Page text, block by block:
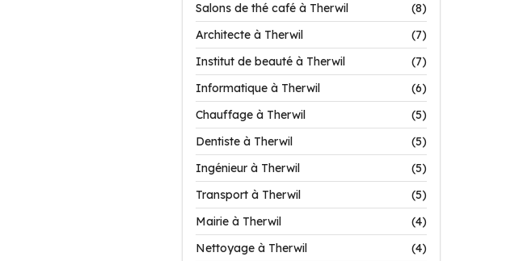
Salons de thé café à Therwil
(8)
Architecte à Therwil
(7)
Institut de beauté à Therwil
(7)
Informatique à Therwil
(6)
Chauffage à Therwil
(5)
Dentiste à Therwil
(5)
Ingénieur à Therwil
(5)
Transport à Therwil
(5)
Mairie à Therwil
(4)
Nettoyage à Therwil
(4)